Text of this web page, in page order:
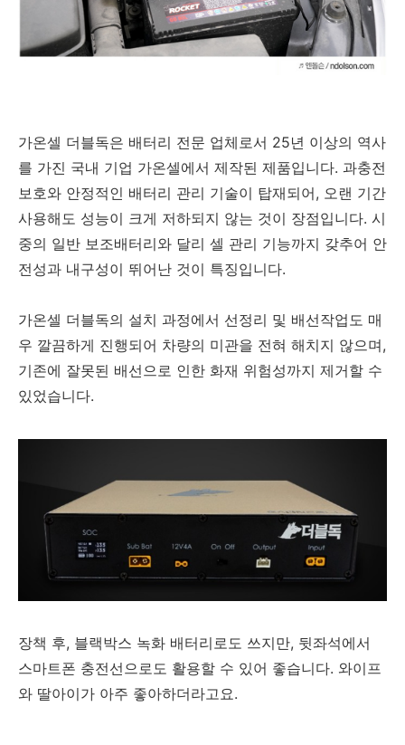
가온셀 더블독은 배터리 전문 업체로서 25년 이상의 역사
를 가진 국내 기업 가온셀에서 제작된 제품입니다. 과충전
보호와 안정적인 배터리 관리 기술이 탑재되어, 오랜 기간
사용해도 성능이 크게 저하되지 않는 것이 장점입니다. 시
중의 일반 보조배터리와 달리 셀 관리 기능까지 갖추어 안
전성과 내구성이 뛰어난 것이 특징입니다.
가온셀 더블독의 설치 과정에서 선정리 및 배선작업도 매
우 깔끔하게 진행되어 차량의 미관을 전혀 해치지 않으며,
기존에 잘못된 배선으로 인한 화재 위험성까지 제거할 수
있었습니다.
장책 후, 블랙박스 녹화 배터리로도 쓰지만, 뒷좌석에서
스마트폰 충전선으로도 활용할 수 있어 좋습니다. 와이프
와 딸아이가 아주 좋아하더라고요.